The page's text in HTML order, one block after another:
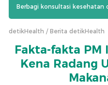
Berbagi konsultasi kesehatan
detikHealth Berita detikHealth
Fakta-fakta PM
Kena Radang